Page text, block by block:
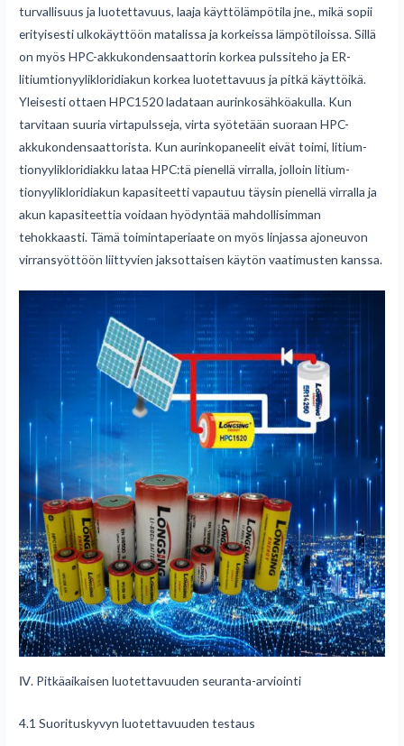
turvallisuus ja luotettavuus, laaja käyttölämpötila jne., mikä sopii
erityisesti ulkokäyttöön matalissa ja korkeissa lämpötiloissa. Sillä
on myös HPC-akkukondensaattorin korkea pulssiteho ja ER-
litiumtionyylikloridiakun korkea luotettavuus ja pitkä käyttöikä.
Yleisesti ottaen HPC1520 ladataan aurinkosähköakulla. Kun
tarvitaan suuria virtapulsseja, virta syötetään suoraan HPC-
akkukondensaattorista. Kun aurinkopaneelit eivät toimi, litium-
tionyylikloridiakku lataa HPC:tä pienellä virralla, jolloin litium-
tionyylikloridiakun kapasiteetti vapautuu täysin pienellä virralla ja
akun kapasiteettia voidaan hyödyntää mahdollisimman
tehokkaasti. Tämä toimintaperiaate on myös linjassa ajoneuvon
virransyöttöön liittyvien jaksottaisen käytön vaatimusten kanssa.
Ⅳ. Pitkäaikaisen luotettavuuden seuranta-arviointi
4.1 Suorituskyvyn luotettavuuden testaus